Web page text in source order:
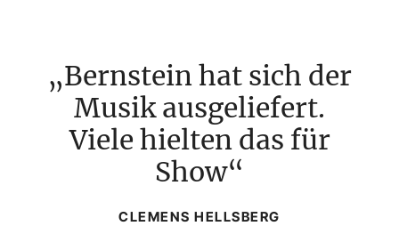
Bernstein hat sich der
Musik ausgeliefert.
Viele hielten das für
Show
CLEMENS HELLSBERG